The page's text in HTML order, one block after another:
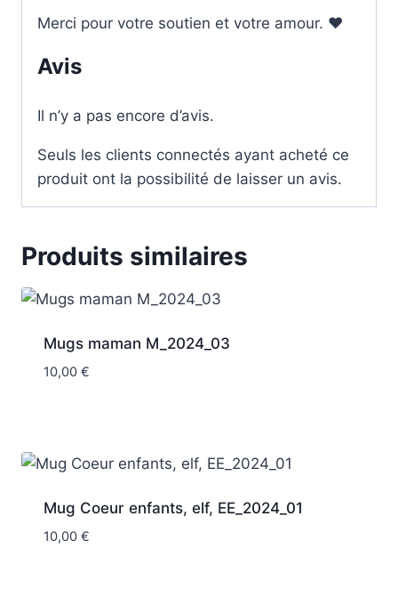
Merci pour votre soutien et votre amour. ❤️
Avis
Il n’y a pas encore d’avis.
Seuls les clients connectés ayant acheté ce
produit ont la possibilité de laisser un avis.
Produits similaires
Mugs maman M_2024_03
10,00 €
Mug Coeur enfants, elf, EE_2024_01
10,00 €